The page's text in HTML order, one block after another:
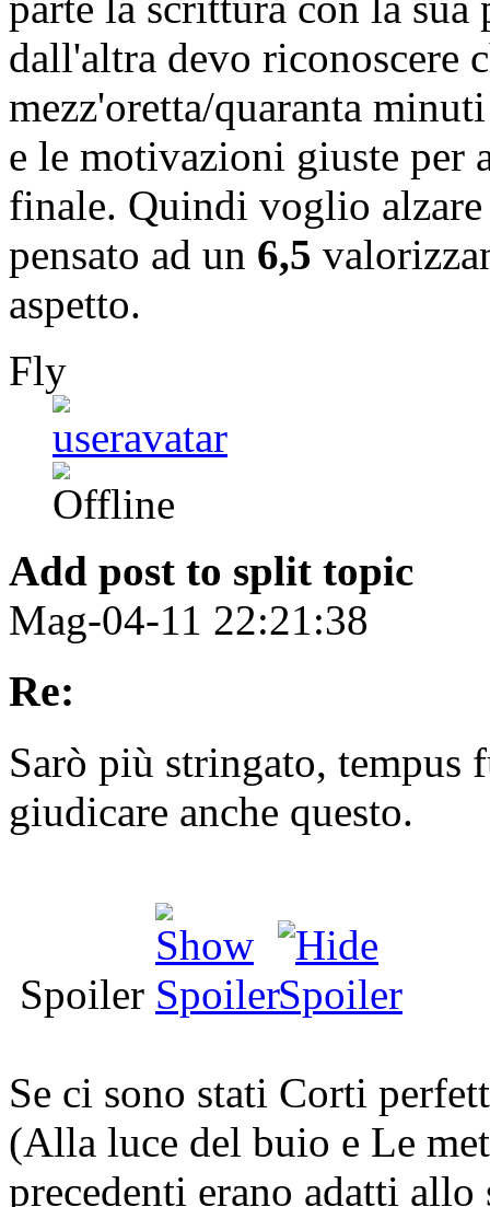
dall'altra devo riconoscere
mezz'oretta/quaranta
e le motivazioni giuste per
finale. Quindi voglio
pensato ad un 6,5
aspetto.
Fly
Add post to split topic
Mag-04-11 22:21:38
Re:
Sarò più stringato,
giudicare anche questo.
Spoiler
Se ci sono stati Corti
(Alla luce del buio e Le
precedenti erano adatti